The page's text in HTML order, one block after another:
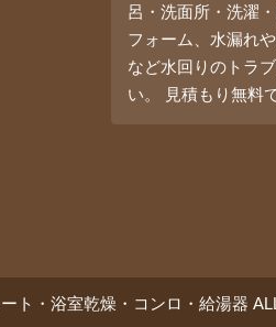
呂・洗面所・洗濯
フォーム、水漏れ
など水回りのトラ
い。 見積もり無料
・浴室乾燥・コンロ・給湯器